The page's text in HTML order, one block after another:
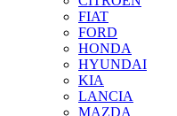
FIAT
FORD
HONDA
HYUNDAI
KIA
LANCIA
MAZDA